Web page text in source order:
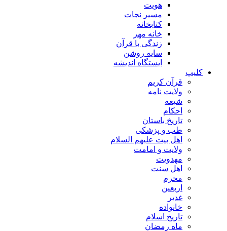
هویت
مسیر نجات
کتابخانه
خانه مهر
زندگی با قرآن
سایه روشن
ایستگاه اندیشه
کلیپ
قرآن کریم
ولایت نامه
شیعه
احکام
تاریخ باستان
طب و پزشکی
اهل بیت علیهم السلام
ولایت و امامت
مهدویت
اهل سنت
محرم
اربعین
غدیر
خانواده
تاریخ اسلام
ماه رمضان